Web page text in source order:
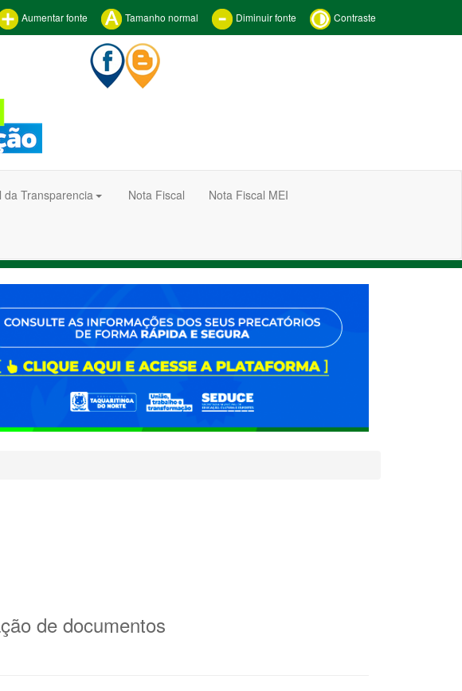
Aumentar fonte Tamanho normal Diminuir fonte Contraste
da Transparencia Nota Fiscal Nota Fiscal MEI
de documentos